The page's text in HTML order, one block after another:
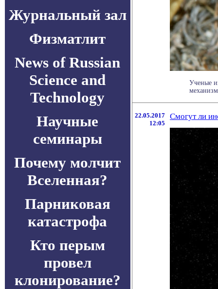
Журнальный зал
Физматлит
News of Russian
Science and
Technology
Научные
семинары
Почему молчит
Вселенная?
Парниковая
катастрофа
Кто перым
провел
клонирование?
Ученые
22.05.2017
12:05
Смогут ли